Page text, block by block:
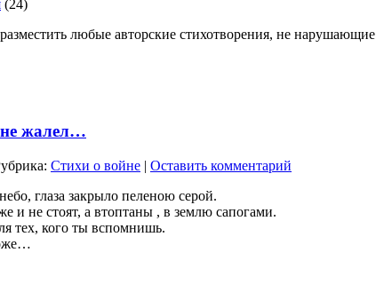
(24)
любые авторские стихотворения, не
не жалел…
Стихи о войне | Оставить комментарий
глаза закрыло пеленою серой.
и не стоят, а втоптаны , в землю сапогами.
тех, кого ты вспомнишь.